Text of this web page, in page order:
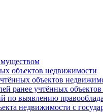
объектов недвижимости
объектов
ранее учтённых
по выявлению
недвижимости с